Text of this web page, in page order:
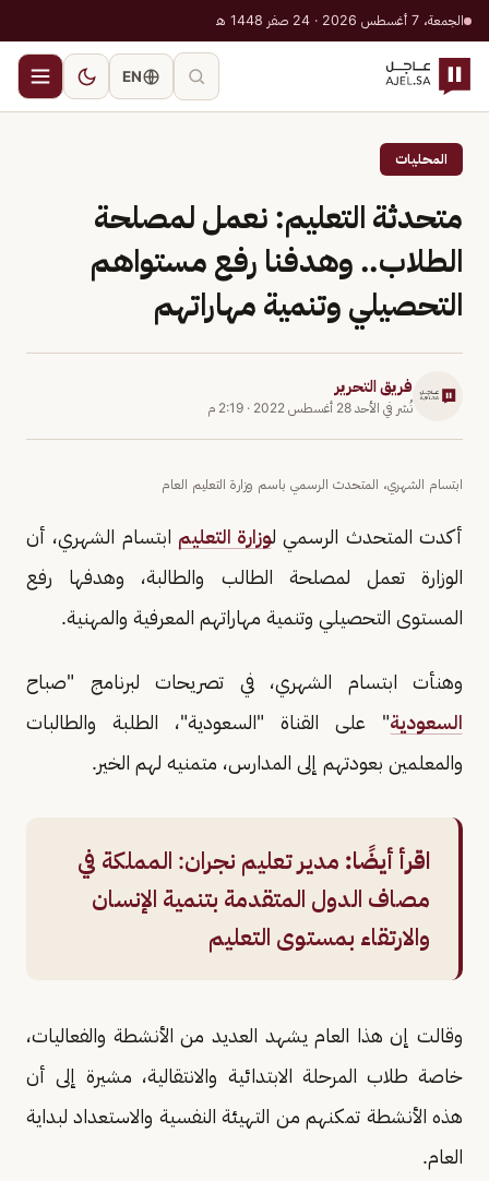
الجمعة، 7 أغسطس 2026 · 24 صفر 1448 هـ
EN
المحليات
متحدثة التعليم: نعمل لمصلحة
الطلاب.. وهدفنا رفع مستواهم
التحصيلي وتنمية مهاراتهم
فريق التحرير
نُشر في الأحد 28 أغسطس 2022 · 2:19 م
ابتسام الشهري، المتحدث الرسمي باسم وزارة التعليم العام
أكدت المتحدث الرسمي لوزارة التعليم ابتسام الشهري، أن
‎الوزارة تعمل لمصلحة الطالب والطالبة، وهدفها رفع
المستوى التحصيلي وتنمية مهاراتهم المعرفية والمهنية.
وهنأت ابتسام الشهري، في تصريحات لبرنامج "صباح
السعودية" على القناة "السعودية"، الطلبة والطالبات
والمعلمين بعودتهم إلى المدارس، متمنيه لهم الخير.
اقرأ أيضًا: مدير تعليم نجران: المملكة في
مصاف الدول المتقدمة بتنمية الإنسان
والارتقاء بمستوى التعليم
وقالت إن هذا العام يشهد العديد من الأنشطة والفعاليات،
خاصة طلاب المرحلة الابتدائية والانتقالية، مشيرة إلى أن
هذه الأنشطة تمكنهم من التهيئة النفسية والاستعداد لبداية
العام.